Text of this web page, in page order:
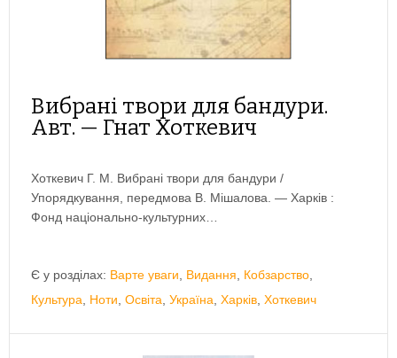
Вибрані твори для бандури.
Авт. — Гнат Хоткевич
Хоткевич Г. М. Вибрані твори для бандури /
Упорядкування, передмова В. Мішалова. — Харків :
Фонд національно-культурних…
Є у розділах: Варте уваги Видання Кобзарство
Культура
Ноти Освіта Україна Харків Хоткевич